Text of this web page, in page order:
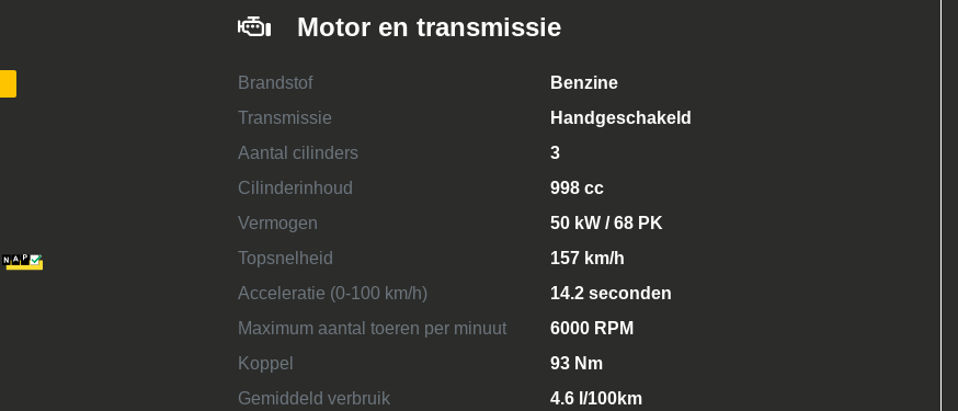
Motor en transmissie
Brandstof
Benzine
Transmissie
Handgeschakeld
Aantal cilinders
3
Cilinderinhoud
998 cc
Vermogen
50 kW / 68 PK
Topsnelheid
157 km/h
Acceleratie (0-100 km/h)
14.2 seconden
Maximum aantal toeren per minuut
6000 RPM
Koppel
93 Nm
Gemiddeld verbruik
4.6 l/100km